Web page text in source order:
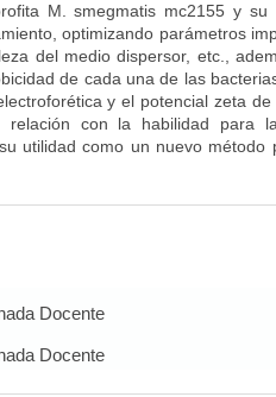
M. smegmatis mc2155 y su
optimizando parámetros
del medio dispersor, etc.,
de cada una de las
y el potencial zeta
relación con la habilidad para
utilidad como un nuevo método
Docente
Docente